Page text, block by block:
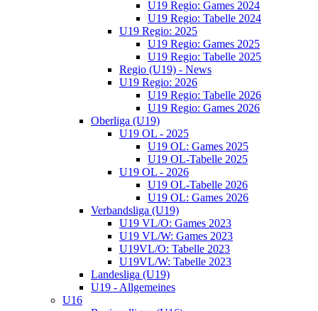
U19 Regio: Games 2024
U19 Regio: Tabelle 2024
U19 Regio: 2025
U19 Regio: Games 2025
U19 Regio: Tabelle 2025
Regio (U19) - News
U19 Regio: 2026
U19 Regio: Tabelle 2026
U19 Regio: Games 2026
Oberliga (U19)
U19 OL - 2025
U19 OL: Games 2025
U19 OL-Tabelle 2025
U19 OL - 2026
U19 OL-Tabelle 2026
U19 OL: Games 2026
Verbandsliga (U19)
U19 VL/O: Games 2023
U19 VL/W: Games 2023
U19VL/O: Tabelle 2023
U19VL/W: Tabelle 2023
Landesliga (U19)
U19 - Allgemeines
U16